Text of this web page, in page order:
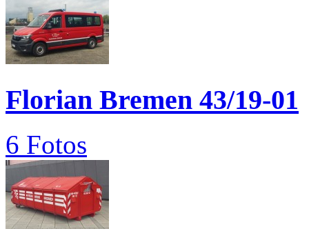
Florian Bremen 43/19-01
6 Fotos